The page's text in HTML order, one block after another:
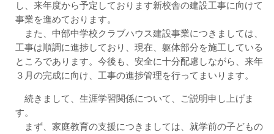
し、来年度から予定しております新校舎の建設工事に向けて
事業を進めております。
また、中部中学校クラブハウス建設事業につきましては、
工事は順調に進捗しており、現在、躯体部分を施工している
ところであります。今後も、安全に十分配慮しながら、来年
３月の完成に向け、工事の進捗管理を行ってまいります。
続きまして、生涯学習関係について、ご説明申し上げま
す。
まず、家庭教育の支援につきましては、就学前の子どもの